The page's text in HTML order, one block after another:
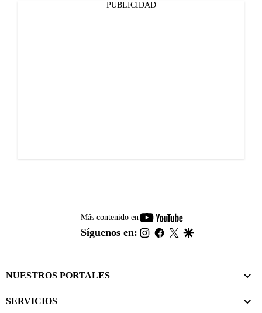
PUBLICIDAD
Más contenido en
youtube-
footer
Síguenos en: instagram
facebook
twitter
NUESTROS PORTALES
SERVICIOS